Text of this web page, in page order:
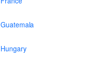
Guatemala
Hungary